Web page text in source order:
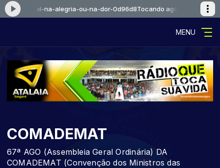
na-alegria-ou-na-dor-0d96d8Tocando agora:
MENU
COMADEMAT
67ª AGO (Assembleia Geral Ordinária) DA
COMADEMAT (Convenção dos Ministros das